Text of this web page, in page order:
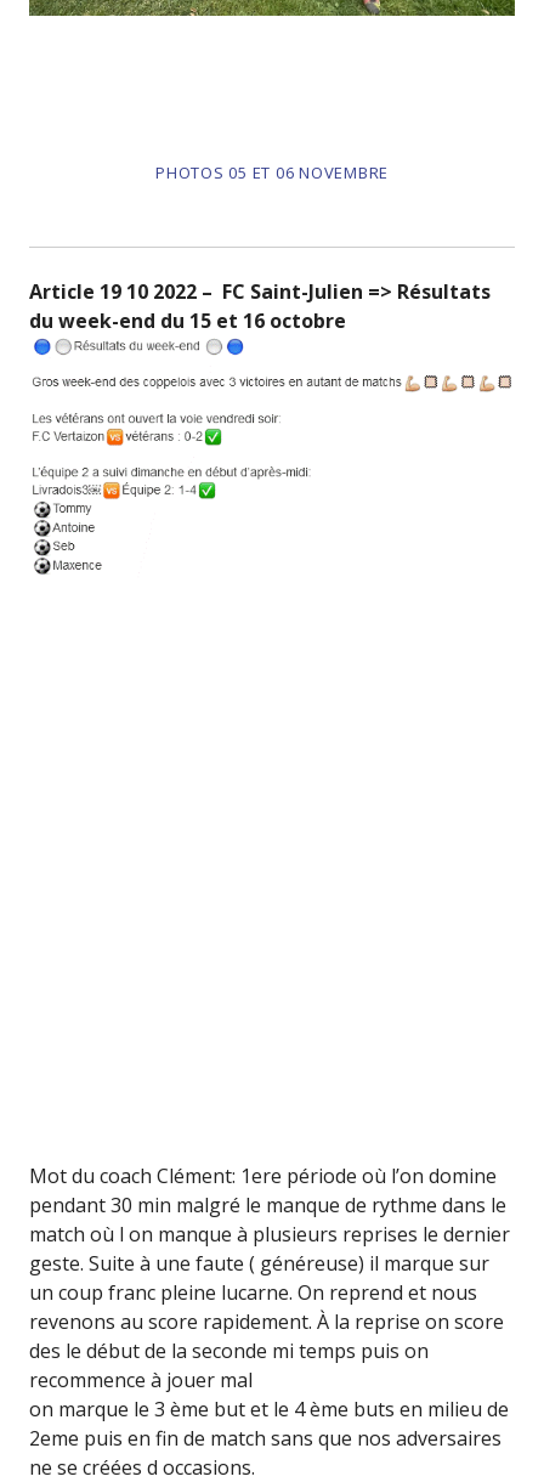
PHOTOS 05 ET 06 NOVEMBRE
Article 19 10 2022 – FC Saint-Julien => Résultats
du week-end du 15 et 16 octobre
Mot du coach Clément: 1ere période où l’on domine
pendant 30 min malgré le manque de rythme dans le
match où l on manque à plusieurs reprises le dernier
geste. Suite à une faute ( généreuse) il marque sur
un coup franc pleine lucarne. On reprend et nous
revenons au score rapidement. À la reprise on score
des le début de la seconde mi temps puis on
recommence à jouer mal
on marque le 3 ème but et le 4 ème buts en milieu de
2eme puis en fin de match sans que nos adversaires
ne se créées d occasions.